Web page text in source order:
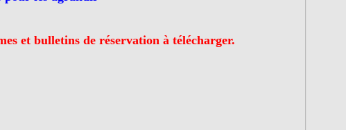
et bulletins de réservation à télécharger.